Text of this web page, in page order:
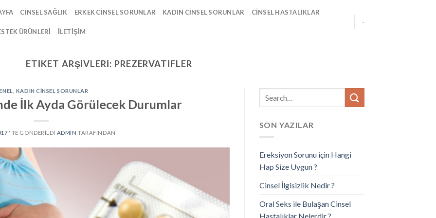
CINSEL SAĞLIK ERKEK CINSEL SORUNLAR KADIN CINSEL SORUNLAR CINSEL HASTALIKLAR
ÜRÜNLERI İLETIŞIM
-
ETIKET ARŞIVLERI: PREZERVATIFLER
KADIN CINSEL SORUNLAR
İlk Ayda Görülecek Durumlar
’' TE GÖNDERILDI ADMIN TARAFINDAN
SON YAZILAR
Ereksiyon Sorunu için Hangi
Hap Size Uygun ?
Cinsel İlgisizlik Nedir ?
Oral Seks ile Bulaşan Cinsel
Hastalıklar Nelerdir ?